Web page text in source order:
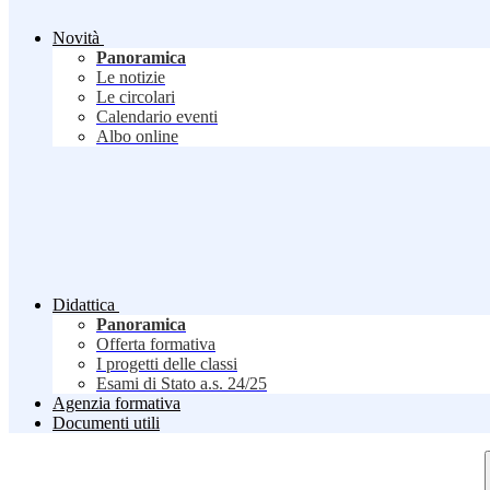
Novità
Panoramica
Le notizie
Le circolari
Calendario eventi
Albo online
Didattica
Panoramica
Offerta formativa
I progetti delle classi
Esami di Stato a.s. 24/25
Agenzia formativa
Documenti utili